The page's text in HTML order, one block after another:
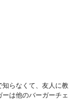
知らなくて、友人に教
は他のバーガーチェ